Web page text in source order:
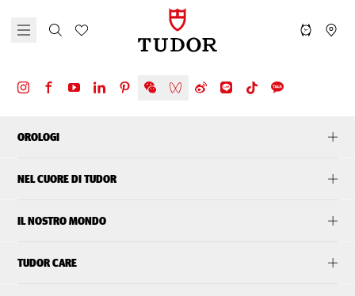
OROLOGI
NEL CUORE DI TUDOR
IL NOSTRO MONDO
TUDOR CARE